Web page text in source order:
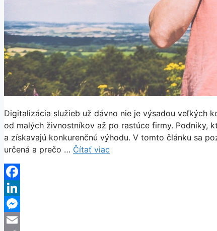
Digitalizácia služieb už dávno nie je výsadou veľkých
od malých živnostníkov až po rastúce firmy. Podniky,
a získavajú konkurenčnú výhodu. V tomto článku sa
určená a prečo … Čítať viac
Facebook
LinkedIn
Messenger